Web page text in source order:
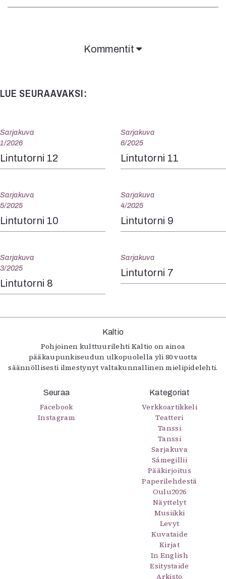
Kommentit
LUE SEURAAVAKSI:
Sarjakuva
1/2026
Lintutorni 12
Sarjakuva
6/2025
Lintutorni 11
Sarjakuva
5/2025
Lintutorni 10
Sarjakuva
4/2025
Lintutorni 9
Sarjakuva
3/2025
Lintutorni 8
Sarjakuva
Lintutorni 7
Kaltio
Pohjoinen kulttuurilehti Kaltio on ainoa
pääkaupunkiseudun ulkopuolella yli 80 vuotta
säännöllisesti ilmestynyt valtakunnallinen mielipidelehti.
Seuraa
Facebook
Instagram
Kategoriat
Verkkoartikkeli
Teatteri
Tanssi
Tanssi
Sarjakuva
Sámegillii
Pääkirjoitus
Paperilehdestä
Oulu2026
Näyttelyt
Musiikki
Levyt
Kuvataide
Kirjat
In English
Esitystaide
Arkisto